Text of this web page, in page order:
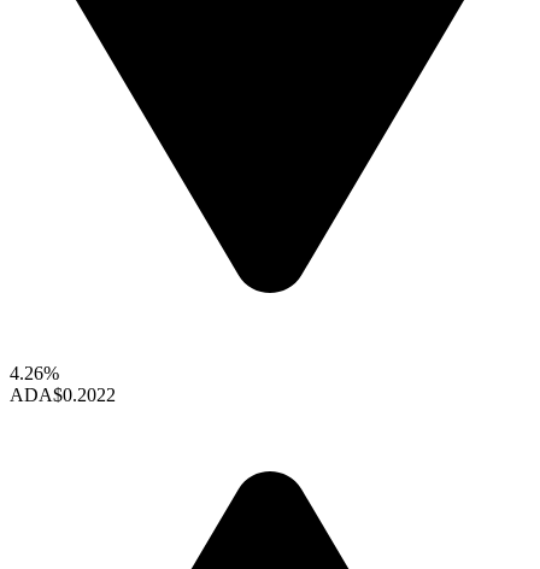
4.26%
ADA$0.2022